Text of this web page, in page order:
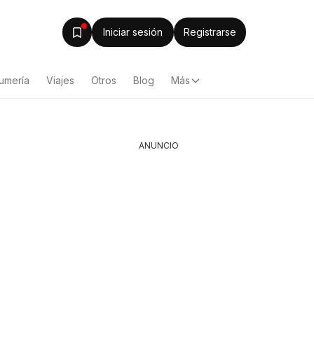
Iniciar sesión Registrarse
Viajes Otros Blog Más
ANUNCIO